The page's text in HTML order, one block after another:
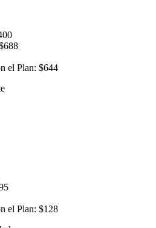
el Plan: $644
el Plan: $128